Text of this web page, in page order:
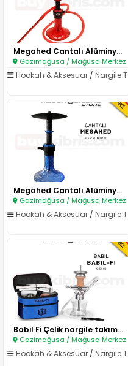
Megahed Cantalı Alüminyum Narg..
Gazimağusa / Mağusa Merkez
Hookah & Aksesuar / Nargile Takımları
Megahed Cantalı Alüminyum Narg..
Gazimağusa / Mağusa Merkez
Hookah & Aksesuar / Nargile Takımları
Babil Fi Çelik nargile takımı ..
Gazimağusa / Mağusa Merkez
Hookah & Aksesuar / Nargile Takımları